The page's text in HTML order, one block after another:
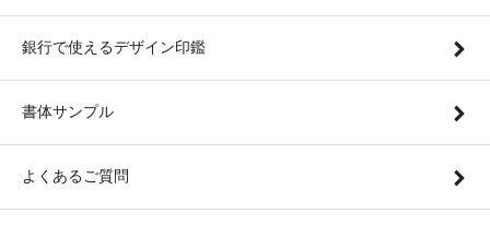
銀行で使えるデザイン印鑑
書体サンプル
よくあるご質問